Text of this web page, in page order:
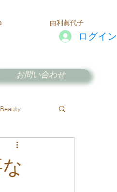
由利眞代子
ログイン
お問い合わせ
Beauty